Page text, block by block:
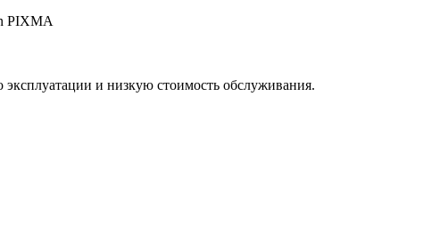
PIXMA
эксплуатации и низкую стоимость обслуживания.